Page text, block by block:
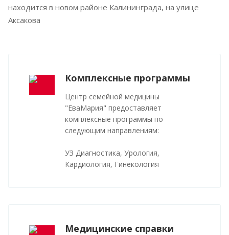
находится в новом районе Калининграда, на улице
Аксакова
Комплексные программы
Центр семейной медицины
"ЕваМария" предоставляет
комплексные программы по
следующим направлениям:
УЗ Диагностика, Урология,
Кардиология, Гинекология
Медицинские справки